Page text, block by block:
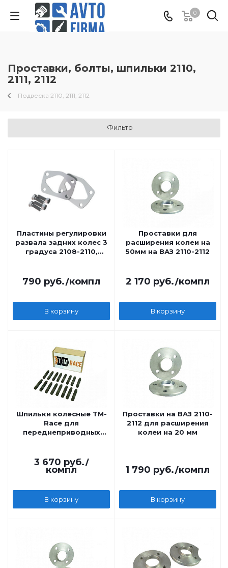
0
Проставки, болты, шпильки 2110,
2111, 2112
Подвеска 2110, 2111, 2112
Фильтр
Пластины регулировки
развала задних колес 3
градуса 2108-2110,
790 руб./компл
В корзину
Проставки для
расширения колеи на
50мм на ВАЗ 2110-2112
2 170 руб./компл
В корзину
Шпильки колесные TM-
Race для
переднеприводных
3 670 руб./
компл
В корзину
Проставки на ВАЗ 2110-
2112 для расширения
колеи на 20 мм
1 790 руб./компл
В корзину